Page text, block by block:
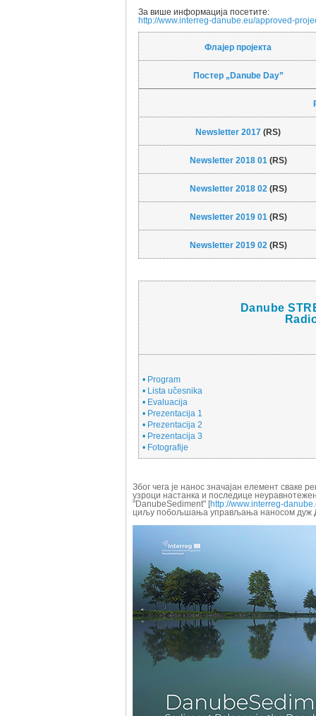
За више информација посетите:
http://www.interreg-danube.eu/approved-
Флајер пројекта
Постер „Danube Day”
Newsletter 2017 (RS)
Newsletter 2018 01(RS)
Newsletter 2018 02(RS)
Newsletter 2019 01(RS)
Newsletter 2019 02(RS)
Danube
• Program
• Lista učesnika
• Evaluacija
• Prezentacija 1
• Prezentacija 2
• Prezentacija 3
• Fotografije
Због чега је нанос значајан елемент сваке
узроци настанка и последице
"DanubeSediment" [http://www.interreg-
циљу побољшања управљања наносом дуж